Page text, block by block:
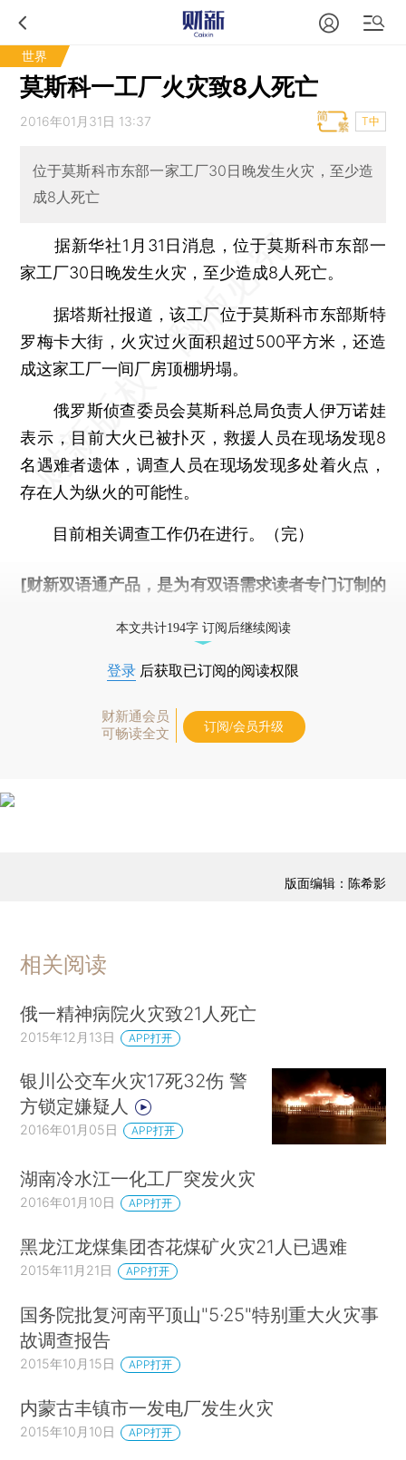
世界
莫斯科一工厂火灾致8人死亡
2016年01月31日 13:37 T中
位于莫斯科市东部一家工厂30日晚发生火灾，至少造
成8人死亡
据新华社1月31日消息，位于莫斯科市东部一
家工厂30日晚发生火灾，至少造成8人死亡。
据塔斯社报道，该工厂位于莫斯科市东部斯特
罗梅卡大街，火灾过火面积超过500平方米，还造
成这家工厂一间厂房顶棚坍塌。
俄罗斯侦查委员会莫斯科总局负责人伊万诺娃
表示，目前大火已被扑灭，救援人员在现场发现8
名遇难者遗体，调查人员在现场发现多处着火点，
存在人为纵火的可能性。
目前相关调查工作仍在进行。（完）
[财新双语通产品，是为有双语需求读者专门订制的
本文共计194字 订阅后继续阅读
登录 后获取已订阅的阅读权限
财新通会员
可畅读全文
订阅/会员升级
版面编辑：陈希影
相关阅读
俄一精神病院火灾致21人死亡
2015年12月13日 APP打开
银川公交车火灾17死32伤 警
方锁定嫌疑人
2016年01月05日 APP打开
湖南冷水江一化工厂突发火灾
2016年01月10日 APP打开
黑龙江龙煤集团杏花煤矿火灾21人已遇难
2015年11月21日 APP打开
国务院批复河南平顶山"5·25"特别重大火灾事
故调查报告
2015年10月15日 APP打开
内蒙古丰镇市一发电厂发生火灾
2015年10月10日 APP打开